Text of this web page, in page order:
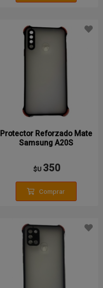
Protector Reforzado Mate
Samsung A20S
$U 350
Comprar